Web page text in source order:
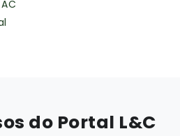
do Portal L&C